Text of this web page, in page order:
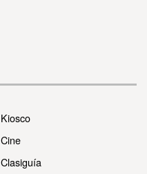
Kiosco
Cine
Clasiguía